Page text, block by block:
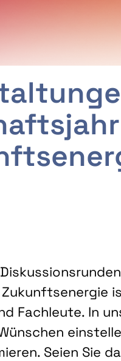
Fachleute. In
Seien Sie